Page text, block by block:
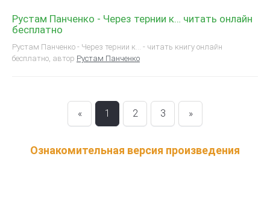
Рустам Панченко - Через тернии к… читать онлайн
бесплатно
Рустам Панченко - Через тернии к… - читать книгу онлайн
бесплатно, автор Рустам Панченко
« 1 2 3 »
Ознакомительная версия произведения